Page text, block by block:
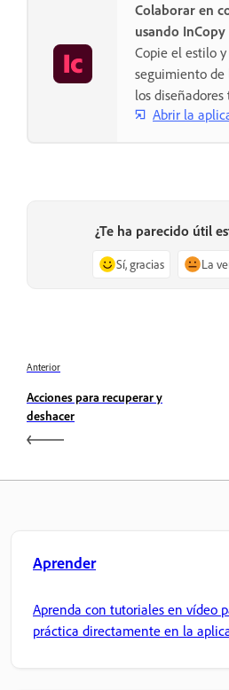
Colaborar en
usando InCopy
Copie el estilo
seguimiento de
los
Abrir la
¿Te ha parecido útil
Sí, gracias La
Anterior
Acciones para recuperar y
deshacer
Aprender
Aprenda con tutoriales en vídeo
práctica directamente en la